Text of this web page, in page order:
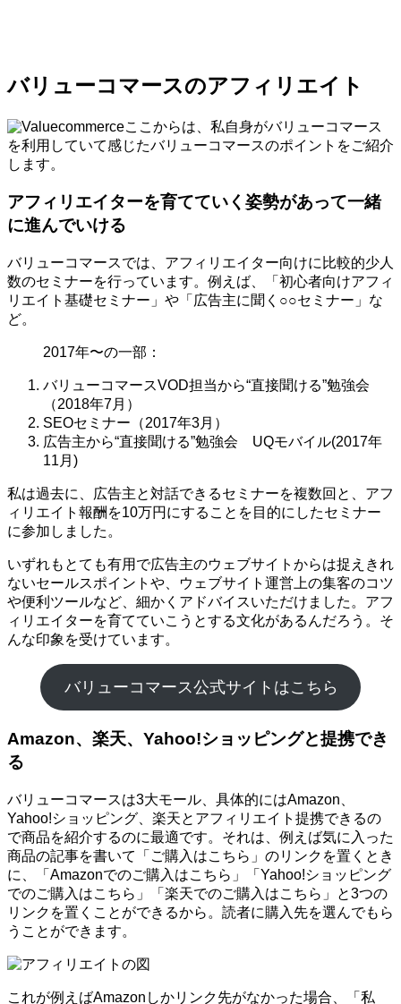
バリューコマースのアフィリエイト
ここからは、私自身がバリューコマース
を利用していて感じたバリューコマースのポイントをご紹介
します。
アフィリエイターを育てていく姿勢があって一緒
に進んでいける
バリューコマースでは、アフィリエイター向けに比較的少人
数のセミナーを行っています。例えば、「初心者向けアフィ
リエイト基礎セミナー」や「広告主に聞く○○セミナー」な
ど。
2017年〜の一部：
バリューコマースVOD担当から“直接聞ける”勉強会
（2018年7月）
SEOセミナー（2017年3月）
広告主から“直接聞ける”勉強会 UQモバイル(2017年
11月)
私は過去に、広告主と対話できるセミナーを複数回と、アフ
ィリエイト報酬を10万円にすることを目的にしたセミナー
に参加しました。
いずれもとても有用で広告主のウェブサイトからは捉えきれ
ないセールスポイントや、ウェブサイト運営上の集客のコツ
や便利ツールなど、細かくアドバイスいただけました。アフ
ィリエイターを育てていこうとする文化があるんだろう。そ
んな印象を受けています。
バリューコマース公式サイトはこちら
Amazon、楽天、Yahoo!ショッピングと提携でき
る
バリューコマースは3大モール、具体的にはAmazon、
Yahoo!ショッピング、楽天とアフィリエイト提携できるの
で商品を紹介するのに最適です。それは、例えば気に入った
商品の記事を書いて「ご購入はこちら」のリンクを置くとき
に、「Amazonでのご購入はこちら」「Yahoo!ショッピング
でのご購入はこちら」「楽天でのご購入はこちら」と3つの
リンクを置くことができるから。読者に購入先を選んでもら
うことができます。
これが例えばAmazonしかリンク先がなかった場合、「私